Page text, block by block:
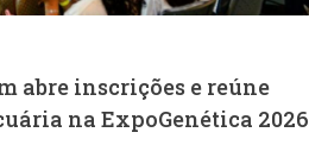
abre inscrições e reúne
na ExpoGenética 2026